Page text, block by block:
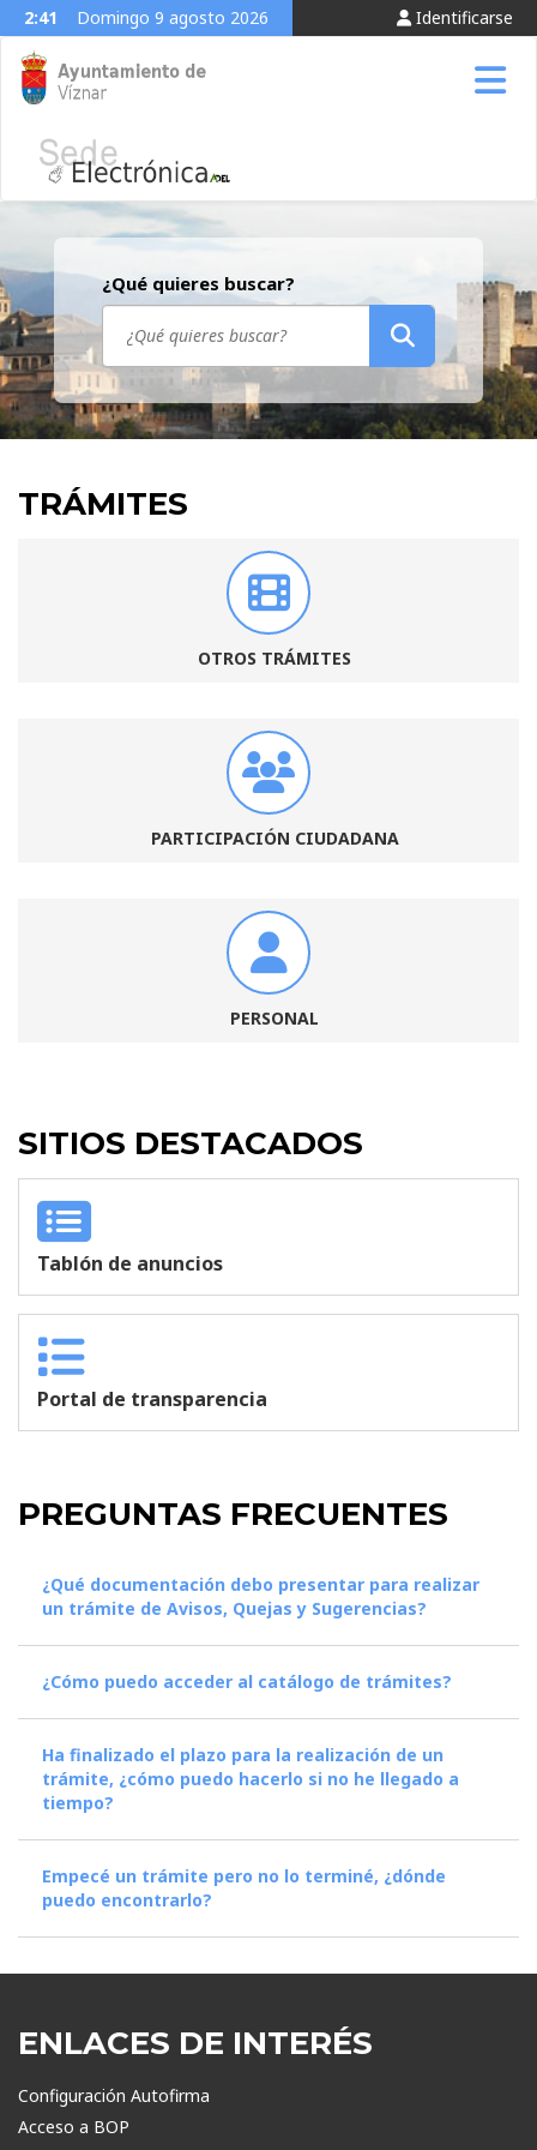
2:41 Domingo 9 agosto 2026 Identificarse
¿Qué quieres buscar?
TRÁMITES
OTROS TRÁMITES
PARTICIPACIÓN CIUDADANA
PERSONAL
SITIOS DESTACADOS
Tablón de anuncios
Portal de transparencia
PREGUNTAS FRECUENTES
¿Qué documentación debo presentar para realizar
un trámite de Avisos, Quejas y Sugerencias?
¿Cómo puedo acceder al catálogo de trámites?
Ha finalizado el plazo para la realización de un
trámite, ¿cómo puedo hacerlo si no he llegado a
tiempo?
Empecé un trámite pero no lo terminé, ¿dónde
puedo encontrarlo?
ENLACES DE INTERÉS
Configuración Autofirma
Acceso a BOP